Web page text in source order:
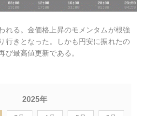
れる。金価格上昇のモメンタムが根強
行きとなった。しかも円安に振れたの
び最高値更新である。
2025年